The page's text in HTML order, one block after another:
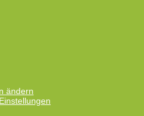
ändern